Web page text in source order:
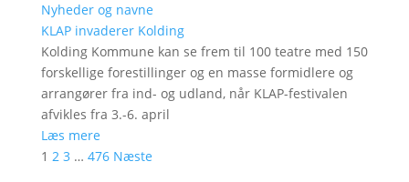
Nyheder og navne
KLAP invaderer Kolding
Kolding Kommune kan se frem til 100 teatre med 150
forskellige forestillinger og en masse formidlere og
arrangører fra ind- og udland, når KLAP-festivalen
afvikles fra 3.-6. april
Læs mere
1 2 3 … 476 Næste